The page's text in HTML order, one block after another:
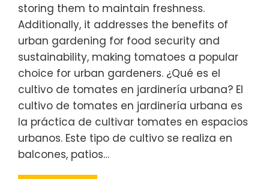
storing them to maintain freshness.
Additionally, it addresses the benefits of
urban gardening for food security and
sustainability, making tomatoes a popular
choice for urban gardeners. ¿Qué es el
cultivo de tomates en jardinería urbana? El
cultivo de tomates en jardinería urbana es
la práctica de cultivar tomates en espacios
urbanos. Este tipo de cultivo se realiza en
balcones, patios…